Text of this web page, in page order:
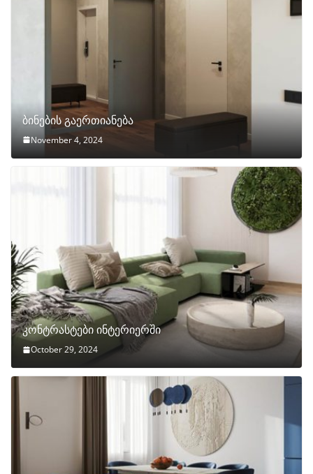
ბინების გაერთიანება
November 4, 2024
კონტრასტები ინტერიერში
October 29, 2024